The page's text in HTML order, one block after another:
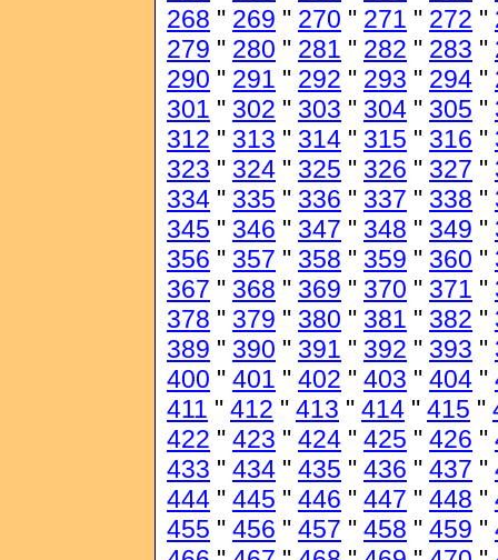
268 " 269 " 270 " 271 " 272 "
279 " 280 " 281 " 282 " 283 "
290 " 291 " 292 " 293 " 294 "
301 " 302 " 303 " 304 " 305 "
312 " 313 " 314 " 315 " 316 "
323 " 324 " 325 " 326 " 327 "
334 " 335 " 336 " 337 " 338 "
345 " 346 " 347 " 348 " 349 "
356 " 357 " 358 " 359 " 360 "
367 " 368 " 369 " 370 " 371 "
378 " 379 " 380 " 381 " 382 "
389 " 390 " 391 " 392 " 393 "
400 " 401 " 402 " 403 " 404 "
411 " 412 " 413 " 414 " 415 "
422 " 423 " 424 " 425 " 426 "
433 " 434 " 435 " 436 " 437 "
444 " 445 " 446 " 447 " 448 "
455 " 456 " 457 " 458 " 459 "